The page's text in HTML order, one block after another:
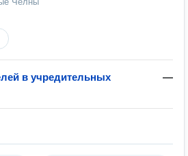
в учредительных
—